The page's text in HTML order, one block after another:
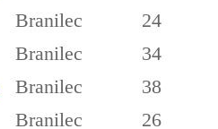
Branilec
24
Branilec
34
Branilec
38
Branilec
26